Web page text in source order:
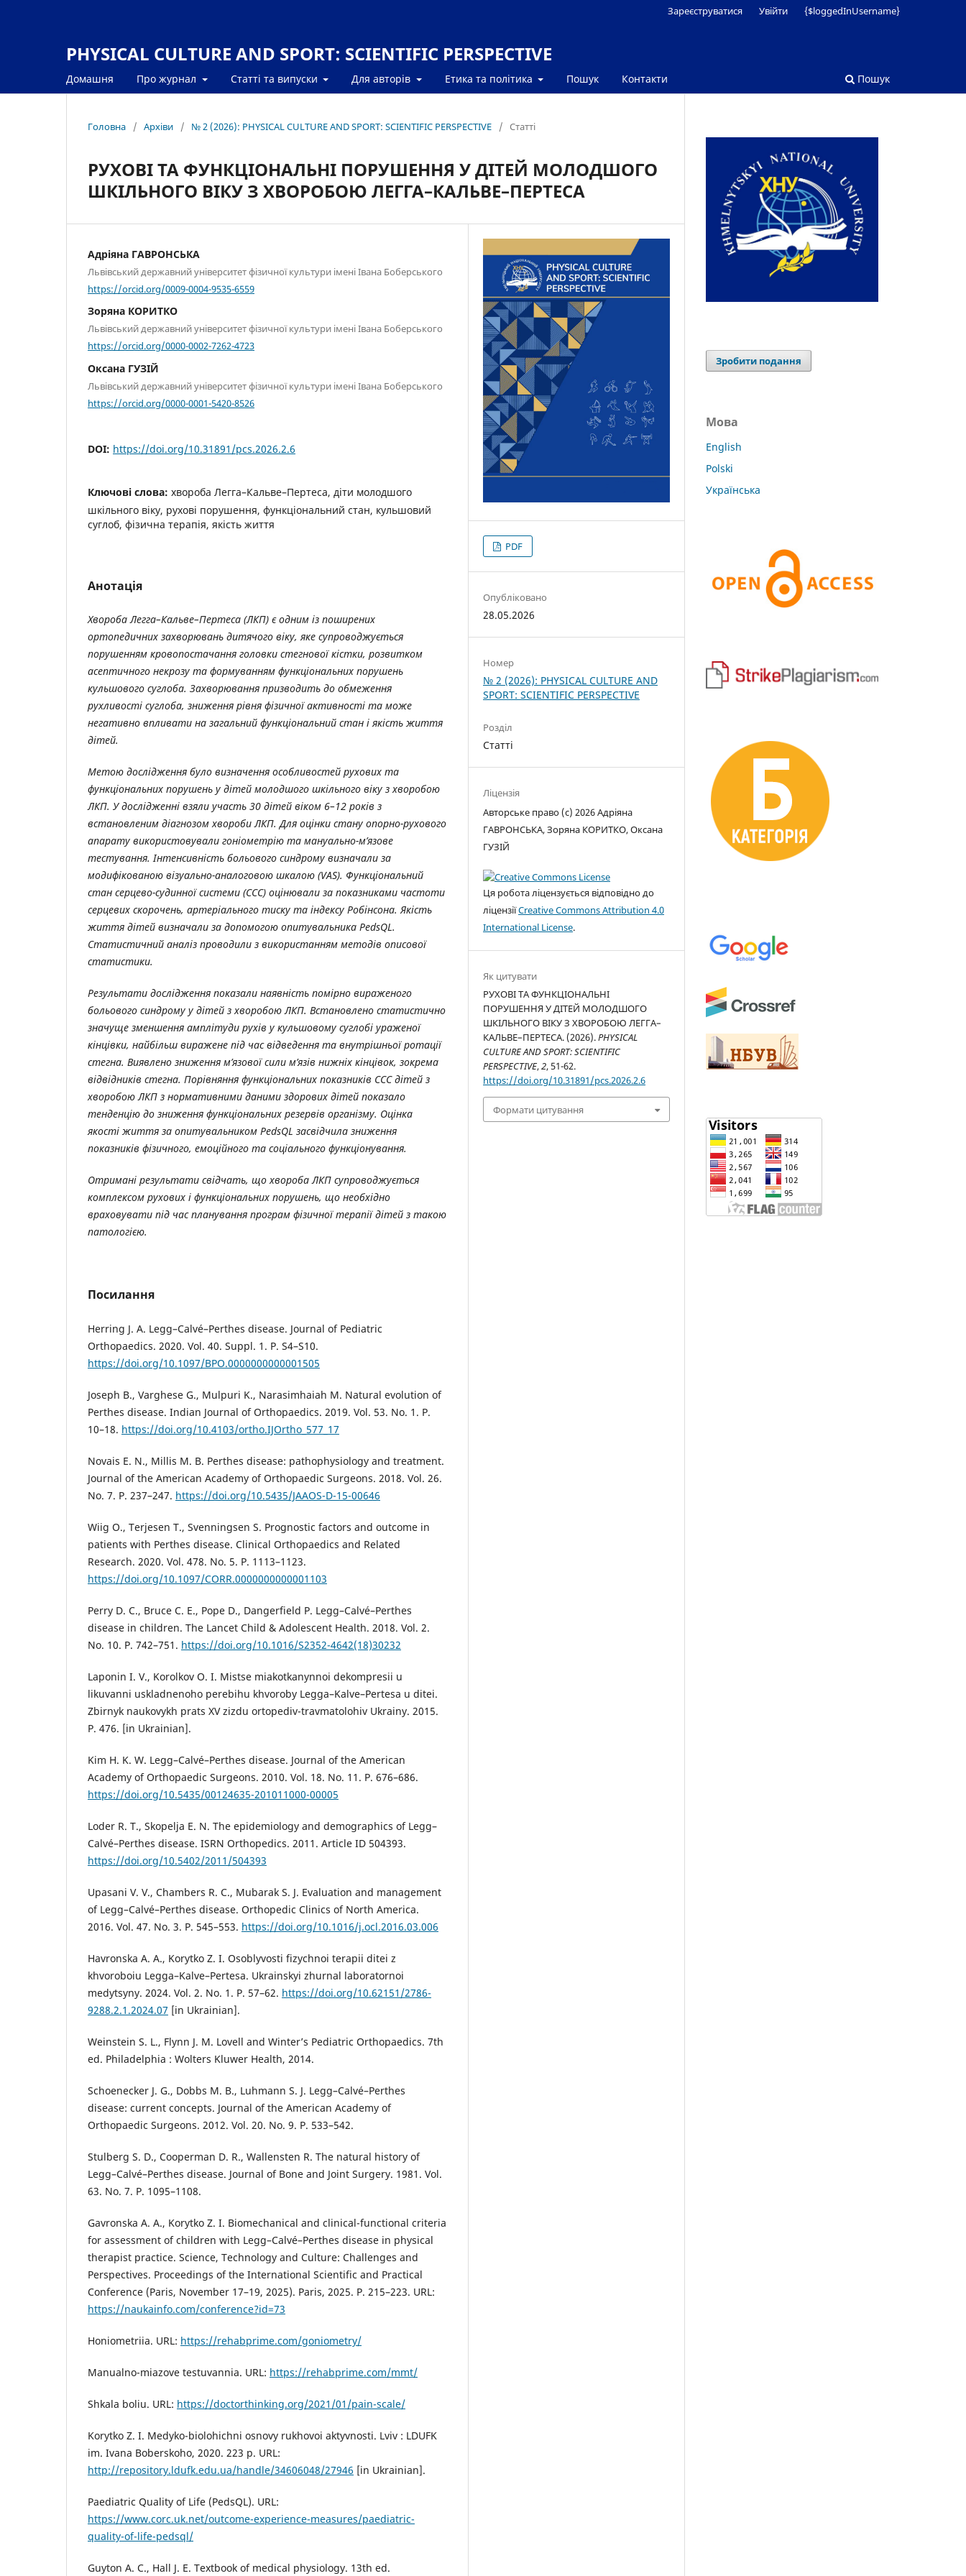
PHYSICAL CULTURE AND SPORT: SCIENTIFIC PERSPECTIVE
Домашня Про журнал Статті та випуски Для авторів Етика та політика Пошук Контакти Пошук
Зареєструватися Увійти {$loggedInUsername}
Головна / Архіви / № 2 (2026): PHYSICAL CULTURE AND SPORT: SCIENTIFIC PERSPECTIVE / Статті
РУХОВІ ТА ФУНКЦІОНАЛЬНІ ПОРУШЕННЯ У ДІТЕЙ МОЛОДШОГО
ШКІЛЬНОГО ВІКУ З ХВОРОБОЮ ЛЕГГА–КАЛЬВЕ–ПЕРТЕСА
Адріяна ГАВРОНСЬКА
Львівський державний університет фізичної культури імені Івана Боберського
https://orcid.org/0009-0004-9535-6559
Зоряна КОРИТКО
Львівський державний університет фізичної культури імені Івана Боберського
https://orcid.org/0000-0002-7262-4723
Оксана ГУЗІЙ
Львівський державний університет фізичної культури імені Івана Боберського
https://orcid.org/0000-0001-5420-8526
DOI: https://doi.org/10.31891/pcs.2026.2.6
Ключові слова: хвороба Легга–Кальве–Пертеса, діти молодшого
шкільного віку, рухові порушення, функціональний стан, кульшовий
суглоб, фізична терапія, якість життя
Анотація
Хвороба Легга–Кальве–Пертеса (ЛКП) є одним із поширених
ортопедичних захворювань дитячого віку, яке супроводжується
порушенням кровопостачання головки стегнової кістки, розвитком
асептичного некрозу та формуванням функціональних порушень
кульшового суглоба. Захворювання призводить до обмеження
рухливості суглоба, зниження рівня фізичної активності та може
негативно впливати на загальний функціональний стан і якість життя
дітей.
Метою дослідження було визначення особливостей рухових та
функціональних порушень у дітей молодшого шкільного віку з хворобою
ЛКП. У дослідженні взяли участь 30 дітей віком 6–12 років з
встановленим діагнозом хвороби ЛКП. Для оцінки стану опорно-рухового
апарату використовували гоніометрію та мануально-м’язове
тестування. Інтенсивність больового синдрому визначали за
модифікованою візуально-аналоговою шкалою (VAS). Функціональний
стан серцево-судинної системи (ССС) оцінювали за показниками частоти
серцевих скорочень, артеріального тиску та індексу Робінсона. Якість
життя дітей визначали за допомогою опитувальника PedsQL.
Статистичний аналіз проводили з використанням методів описової
статистики.
Результати дослідження показали наявність помірно вираженого
больового синдрому у дітей з хворобою ЛКП. Встановлено статистично
значуще зменшення амплітуди рухів у кульшовому суглобі ураженої
кінцівки, найбільш виражене під час відведення та внутрішньої ротації
стегна. Виявлено зниження м’язової сили м’язів нижніх кінцівок, зокрема
відвідників стегна. Порівняння функціональних показників ССС дітей з
хворобою ЛКП з нормативними даними здорових дітей показало
тенденцію до зниження функціональних резервів організму. Оцінка
якості життя за опитувальником PedsQL засвідчила зниження
показників фізичного, емоційного та соціального функціонування.
Отримані результати свідчать, що хвороба ЛКП супроводжується
комплексом рухових і функціональних порушень, що необхідно
враховувати під час планування програм фізичної терапії дітей з такою
патологією.
Посилання
Herring J. A. Legg–Calvé–Perthes disease. Journal of Pediatric
Orthopaedics. 2020. Vol. 40. Suppl. 1. P. S4–S10.
https://doi.org/10.1097/BPO.0000000000001505
Joseph B., Varghese G., Mulpuri K., Narasimhaiah M. Natural evolution of
Perthes disease. Indian Journal of Orthopaedics. 2019. Vol. 53. No. 1. P.
10–18. https://doi.org/10.4103/ortho.IJOrtho_577_17
Novais E. N., Millis M. B. Perthes disease: pathophysiology and treatment.
Journal of the American Academy of Orthopaedic Surgeons. 2018. Vol. 26.
No. 7. P. 237–247. https://doi.org/10.5435/JAAOS-D-15-00646
Wiig O., Terjesen T., Svenningsen S. Prognostic factors and outcome in
patients with Perthes disease. Clinical Orthopaedics and Related
Research. 2020. Vol. 478. No. 5. P. 1113–1123.
https://doi.org/10.1097/CORR.0000000000001103
Perry D. C., Bruce C. E., Pope D., Dangerfield P. Legg–Calvé–Perthes
disease in children. The Lancet Child & Adolescent Health. 2018. Vol. 2.
No. 10. P. 742–751. https://doi.org/10.1016/S2352-4642(18)30232
Laponin I. V., Korolkov O. I. Mistse miakotkanynnoi dekompresii u
likuvanni uskladnenoho perebihu khvoroby Legga–Kalve–Pertesa u ditei.
Zbirnyk naukovykh prats XV zizdu ortopediv-travmatolohiv Ukrainy. 2015.
P. 476. [in Ukrainian].
Kim H. K. W. Legg–Calvé–Perthes disease. Journal of the American
Academy of Orthopaedic Surgeons. 2010. Vol. 18. No. 11. P. 676–686.
https://doi.org/10.5435/00124635-201011000-00005
Loder R. T., Skopelja E. N. The epidemiology and demographics of Legg–
Calvé–Perthes disease. ISRN Orthopedics. 2011. Article ID 504393.
https://doi.org/10.5402/2011/504393
Upasani V. V., Chambers R. C., Mubarak S. J. Evaluation and management
of Legg–Calvé–Perthes disease. Orthopedic Clinics of North America.
2016. Vol. 47. No. 3. P. 545–553. https://doi.org/10.1016/j.ocl.2016.03.006
Havronska A. A., Korytko Z. I. Osoblyvosti fizychnoi terapii ditei z
khvoroboiu Legga–Kalve–Pertesa. Ukrainskyi zhurnal laboratornoi
medytsyny. 2024. Vol. 2. No. 1. P. 57–62. https://doi.org/10.62151/2786-
9288.2.1.2024.07 [in Ukrainian].
Weinstein S. L., Flynn J. M. Lovell and Winter’s Pediatric Orthopaedics. 7th
ed. Philadelphia : Wolters Kluwer Health, 2014.
Schoenecker J. G., Dobbs M. B., Luhmann S. J. Legg–Calvé–Perthes
disease: current concepts. Journal of the American Academy of
Orthopaedic Surgeons. 2012. Vol. 20. No. 9. P. 533–542.
Stulberg S. D., Cooperman D. R., Wallensten R. The natural history of
Legg–Calvé–Perthes disease. Journal of Bone and Joint Surgery. 1981. Vol.
63. No. 7. P. 1095–1108.
Gavronska A. A., Korytko Z. I. Biomechanical and clinical-functional criteria
for assessment of children with Legg–Calvé–Perthes disease in physical
therapist practice. Science, Technology and Culture: Challenges and
Perspectives. Proceedings of the International Scientific and Practical
Conference (Paris, November 17–19, 2025). Paris, 2025. P. 215–223. URL:
https://naukainfo.com/conference?id=73
Honiometriia. URL: https://rehabprime.com/goniometry/
Manualno-miazove testuvannia. URL: https://rehabprime.com/mmt/
Shkala boliu. URL: https://doctorthinking.org/2021/01/pain-scale/
Korytko Z. I. Medyko-biolohichni osnovy rukhovoi aktyvnosti. Lviv : LDUFK
im. Ivana Boberskoho, 2020. 223 p. URL:
http://repository.ldufk.edu.ua/handle/34606048/27946 [in Ukrainian].
Paediatric Quality of Life (PedsQL). URL:
https://www.corc.uk.net/outcome-experience-measures/paediatric-
quality-of-life-pedsql/
Guyton A. C., Hall J. E. Textbook of medical physiology. 13th ed.
PDF
Опубліковано
28.05.2026
Номер
№ 2 (2026): PHYSICAL CULTURE AND
SPORT: SCIENTIFIC PERSPECTIVE
Розділ
Статті
Ліцензія
Авторське право (c) 2026 Адріяна
ГАВРОНСЬКА, Зоряна КОРИТКО, Оксана
ГУЗІЙ
Ця робота ліцензується відповідно до
ліцензіїCreative Commons Attribution 4.0
International License.
Як цитувати
РУХОВІ ТА ФУНКЦІОНАЛЬНІ
ПОРУШЕННЯ У ДІТЕЙ МОЛОДШОГО
ШКІЛЬНОГО ВІКУ З ХВОРОБОЮ ЛЕГГА–
КАЛЬВЕ–ПЕРТЕСА. (2026).PHYSICAL
CULTURE AND SPORT: SCIENTIFIC
PERSPECTIVE,2, 51-62.
https://doi.org/10.31891/pcs.2026.2.6
Формати цитування
Зробити подання
Мова
English
Polski
Українська